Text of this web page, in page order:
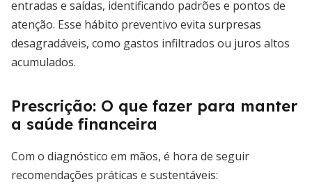
entradas e saídas, identificando padrões e pontos de
atenção. Esse hábito preventivo evita surpresas
desagradáveis, como gastos infiltrados ou juros altos
acumulados.
Prescrição: O que fazer para manter
a saúde financeira
Com o diagnóstico em mãos, é hora de seguir
recomendações práticas e sustentáveis: